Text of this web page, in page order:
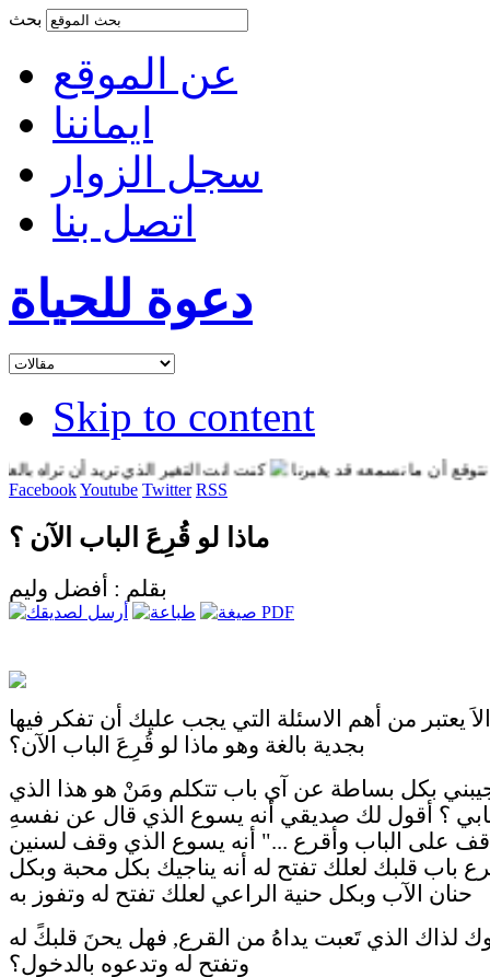
عن الموقع
ايماننا
سجل الزوار
اتصل بنا
دعوة للحياة
Skip to content
ما نسمعه قد يغيرنا كنت انت التغير الذي تريد أن تراه بالعالم
FacebookYoutube Twitter RSS
ماذا لو قُرِعَ الباب الآن ؟
بقلم : أفضل وليم
يعتبر من أهم الاسئلة التي يجب عليك أن تفكر فيها
بجدية بالغة وهو ماذا لو قُرِعَ الباب الآن؟
بكل بساطة عن آي باب تتكلم ومَنْ هو هذا الذي
؟ أقول لك صديقي أنه يسوع الذي قال عن نفسهِ
على الباب وأقرع ..." أنه يسوع الذي وقف لسنين
باب قلبك لعلك تفتح له أنه يناجيك بكل محبة وبكل
حنان الآب وبكل حنية الراعي لعلك تفتح له وتفوز به
لذاك الذي تَعبت يداهُ من القرع, فهل يحنَ قلبكً له
وتفتح له وتدعوه بالدخول؟